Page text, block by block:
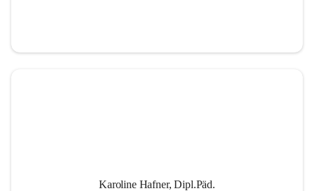
Karoline Hafner, Dipl.Päd.